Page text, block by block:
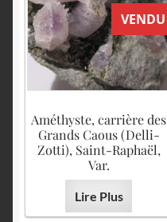
VENDU
Améthyste, carrière des
Grands Caous (Delli-
Zotti), Saint-Raphaël,
Var.
Lire Plus